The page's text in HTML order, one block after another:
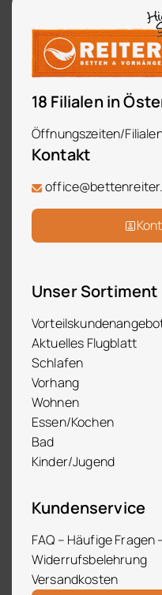
18 Filialen in
Öffnungszeiten/
Kontakt
Unser Sortiment
Aktuelles Flugblatt
Schlafen
Vorhang
Wohnen
Essen/Kochen
Bad
Kinder/Jugend
Kundenservice
FAQ – Häufige Fragen
Widerrufsbelehrung
Versandkosten